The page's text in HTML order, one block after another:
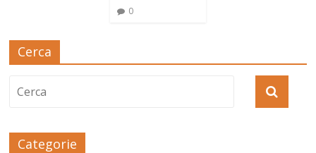
0
Cerca
Categorie